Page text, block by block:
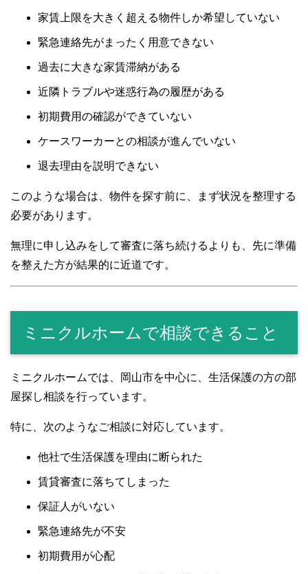
家賃上限を大きく超える物件しか希望していない
緊急連絡先がまったく用意できない
過去に大きな家賃滞納がある
近隣トラブルや迷惑行為の履歴がある
初期費用の確認ができていない
ケースワーカーとの相談が進んでいない
退去理由を説明できない
このような場合は、物件を探す前に、まず状況を整理する
必要があります。
無理に申し込みをして審査に落ち続けるよりも、先に準備
を整えた方が結果的に近道です。
ミニクルホームで相談できること
ミニクルホームでは、岡山市を中心に、生活保護の方の部
屋探し相談を行っています。
特に、次のようなご相談に対応しています。
他社で生活保護を理由に断られた
賃貸審査に落ちてしまった
保証人がいない
緊急連絡先が不安
初期費用が心配